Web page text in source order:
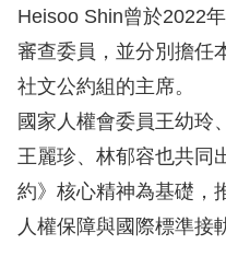
府
網
站
資
料
開
放
Heisoo Shin曾於2022
審查委員，並分別擔任
社文公約組的主席。
國家人權會委員王幼玲
王麗珍、林郁容也共同
約》核心精神為基礎，
人權保障與國際標準接